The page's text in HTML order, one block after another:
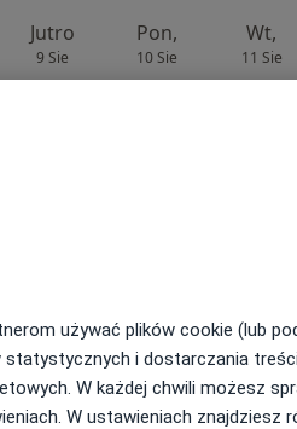
Jutro
9 Sie
Pon,
10 Sie
Wt,
11 Sie
używać plików cookie (lub
statystycznych i dostarczania
W każdej chwili możesz
W ustawieniach znajdziesz